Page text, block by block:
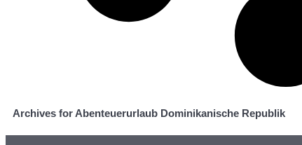
Archives for Abenteuerurlaub Dominikanische Republik